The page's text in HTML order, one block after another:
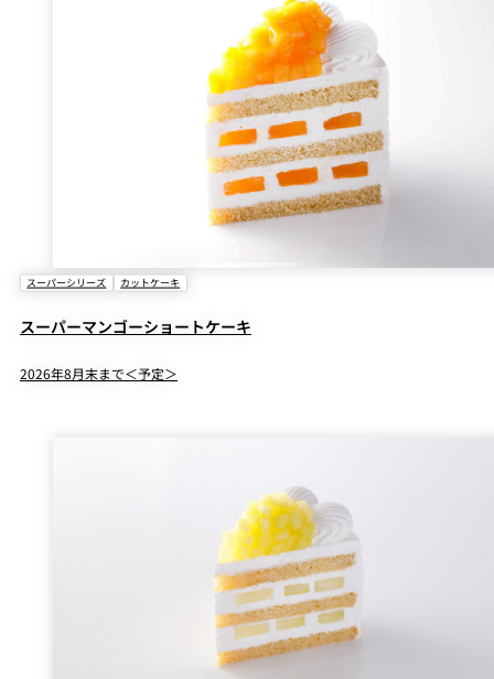
スーパーシリーズ カットケーキ
スーパーマンゴーショートケーキ
2026年8月末まで＜予定＞